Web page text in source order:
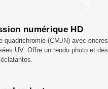
numérique HD
quadrichromie (CMJN) avec encres
UV. Offre un rendu photo et des